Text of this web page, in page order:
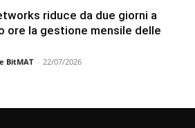
riduce da due giorni a
ore la gestione mensile delle
BitMAT - 22/07/2026